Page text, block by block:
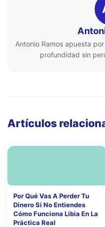
Antonio Ramos apuesta
profundidad sin
Artículos
Por Qué Vas A Perder Tu
Dinero Si No Entiendes
Cómo Funciona Libia En La
Práctica Real